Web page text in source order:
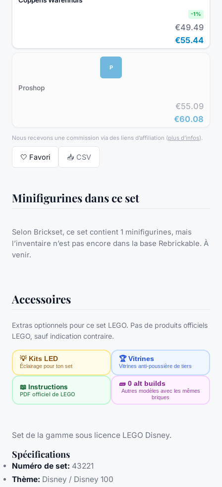
-1%
€49.49
€55.44
P
Proshop
€55.09
€60.08
Nous recevons une commission via des liens d’affiliation (plus d’infos).
🤍 Favori 📥 CSV
Minifigurines dans ce set
Selon Brickset, ce set contient 1 minifigurines, mais
l’inventaire n’est pas encore dans la base Rebrickable. À
venir.
Accessoires
Extras optionnels pour ce set LEGO. Pas de produits officiels
LEGO, sauf indication contraire.
💡 Kits LED
Éclairage pour ton set
🏆 Vitrines
Vitrines anti-poussière de tiers
📖 Instructions
PDF officiel de LEGO
🧱 0 alt builds
Autres modèles avec les mêmes
briques
Set de la gamme sous licence LEGO Disney.
Spécifications
Numéro de set: 43221
Thème: Disney / Disney 100